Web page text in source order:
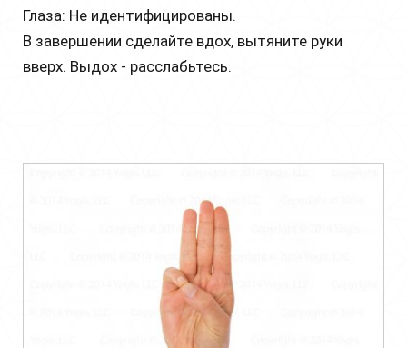
Глаза: Не идентифицированы.
В завершении сделайте вдох, вытяните руки
вверх. Выдох - расслабьтесь.